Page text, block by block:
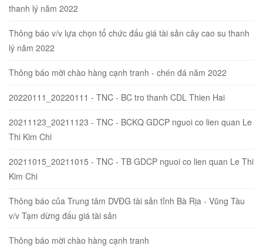
thanh lý năm 2022
Thông báo v/v lựa chọn tổ chức đấu giá tài sản cây cao su thanh
lý năm 2022
Thông báo mời chào hàng cạnh tranh - chén đá năm 2022
20220111_20220111 - TNC - BC tro thanh CDL Thien Hai
20211123_20211123 - TNC - BCKQ GDCP nguoi co lien quan Le
Thi Kim Chi
20211015_20211015 - TNC - TB GDCP nguoi co lien quan Le Thi
Kim Chi
Thông báo của Trung tâm DVĐG tài sản tỉnh Bà Rịa - Vũng Tàu
v/v Tạm dừng đấu giá tài sản
Thông báo mời chào hàng cạnh tranh